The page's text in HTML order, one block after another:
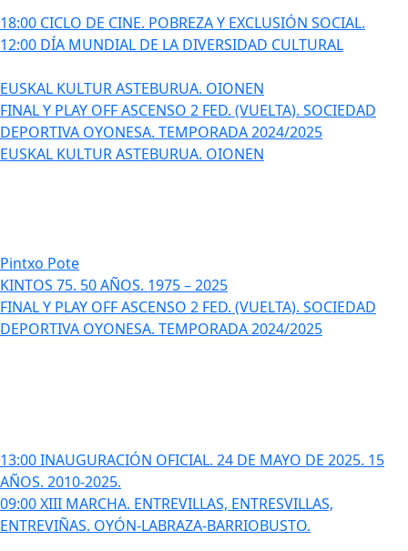
18:00 CICLO DE CINE. POBREZA Y EXCLUSIÓN SOCIAL.
12:00 DÍA MUNDIAL DE LA DIVERSIDAD CULTURAL
EUSKAL KULTUR ASTEBURUA. OIONEN
FINAL Y PLAY OFF ASCENSO 2 FED. (VUELTA). SOCIEDAD
DEPORTIVA OYONESA. TEMPORADA 2024/2025
EUSKAL KULTUR ASTEBURUA. OIONEN
Pintxo Pote
KINTOS 75. 50 AÑOS. 1975 – 2025
FINAL Y PLAY OFF ASCENSO 2 FED. (VUELTA). SOCIEDAD
DEPORTIVA OYONESA. TEMPORADA 2024/2025
13:00 INAUGURACIÓN OFICIAL. 24 DE MAYO DE 2025. 15
AÑOS. 2010-2025.
09:00 XIII MARCHA. ENTREVILLAS, ENTRESVILLAS,
ENTREVIÑAS. OYÓN-LABRAZA-BARRIOBUSTO.